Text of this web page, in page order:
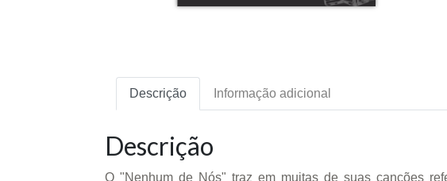
Descrição Informação adicional
Descrição
O "Nenhum de Nós" traz em muitas de suas canções